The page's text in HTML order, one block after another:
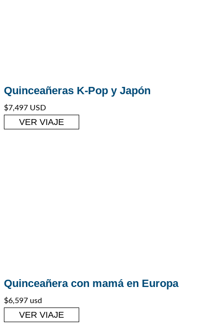
Quinceañeras K-Pop y Japón
$7,497 USD
VER VIAJE
Viajes para Quinceañeras
Quinceañera con mamá en Europa
$6,597 usd
VER VIAJE
Europa, Viajes para Quinceañeras